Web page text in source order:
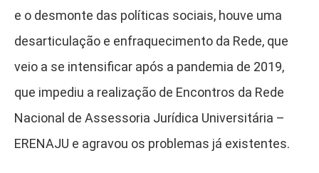
e o desmonte das políticas sociais, houve uma
desarticulação e enfraquecimento da Rede, que
veio a se intensificar após a pandemia de 2019,
que impediu a realização de Encontros da Rede
Nacional de Assessoria Jurídica Universitária –
ERENAJU e agravou os problemas já existentes.